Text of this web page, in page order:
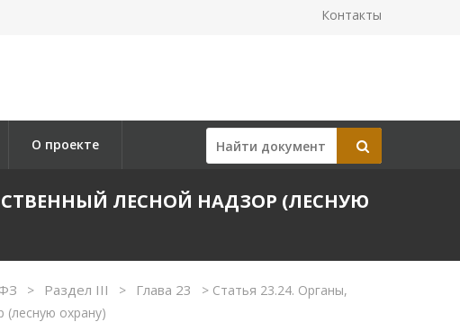
Контакты
О проекте
ЛЕСНОЙ НАДЗОР (ЛЕСНУЮ
> Раздел III > Глава 23 >Статья 23.24. Органы,
охрану)